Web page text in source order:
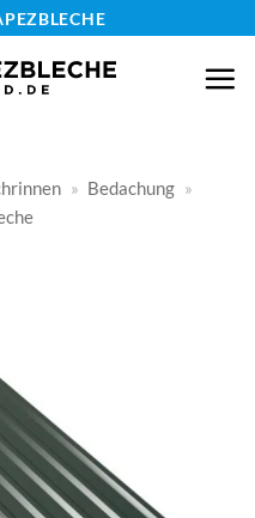
» Bedachung »